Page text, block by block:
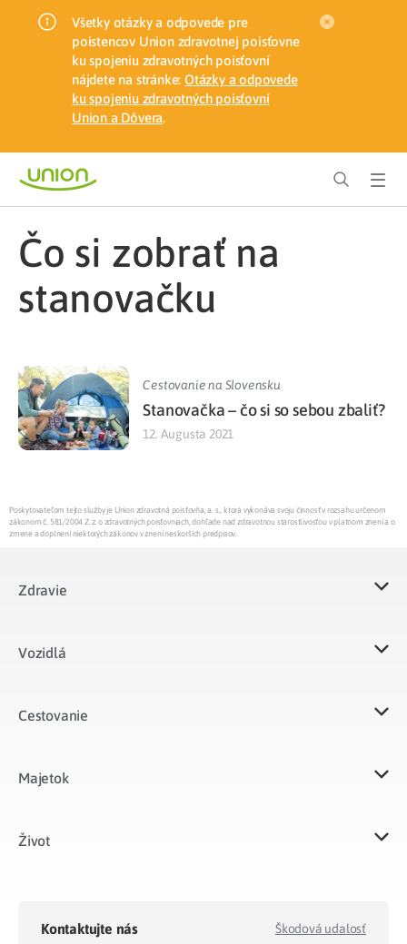
Všetky otázky a odpovede pre
poistencov Union zdravotnej poisťovne
ku spojeniu zdravotných poisťovní
nájdete na stránke: Otázky a odpovede
ku spojeniu zdravotných poisťovní
Union a Dôvera.
čo si zobrať na
stanovačku
Cestovanie na Slovensku
Stanovačka – čo si so sebou zbaliť?
12. Augusta 2021
Poskytovateľom tejto služby je Union zdravotná poisťovňa, a. s., ktorá vykonáva svoju činnosť v rozsahu určenom
zákonom č. 581/2004 Z.z. o zdravotných poisťovniach, dohľade nad zdravotnou starostlivosťou v platnom znení a o
zmene a doplnení niektorých zákonov v znení neskorších predpisov.
Zdravie
Vozidlá​
Cestovanie
Majetok​
Život​
Kontaktujte nás Škodová udalosť